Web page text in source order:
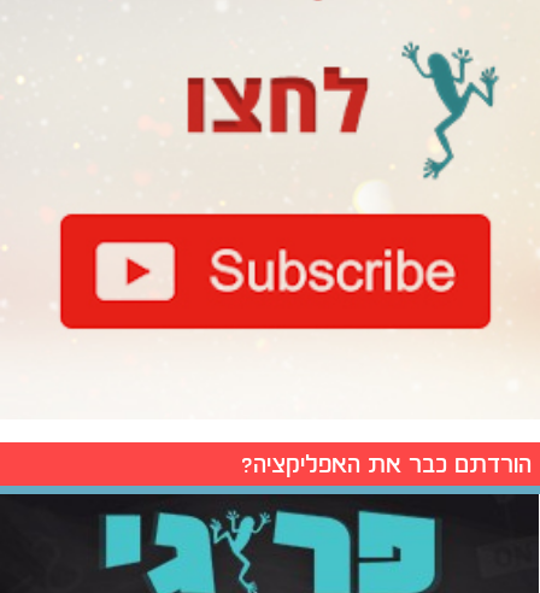
הורדתם כבר את האפליקציה?